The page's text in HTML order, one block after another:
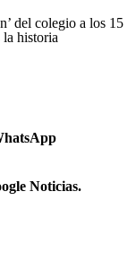
del colegio a los 15
la historia
Noticias.